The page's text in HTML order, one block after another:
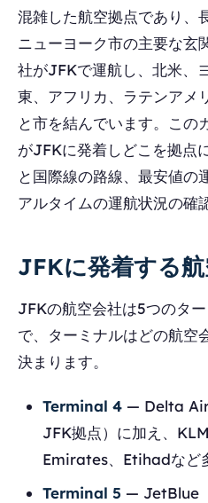
混雑した航空拠点であり、
ニューヨーク市の主要な玄
社がJFKで運航し、北米、
東、アフリカ、ラテンアメ
と市を結んでいます。この
がJFKに発着しどこを拠点
と国際線の路線、最安値の
アルタイムの運航状況の確
JFKに発着する
JFKの航空会社は5つのタ
で、ターミナルはどの航空
決まります。
Terminal 4 — Delta Air
JFK拠点）に加え、
Emirates、Etihadなど
Terminal 5 — JetBlue